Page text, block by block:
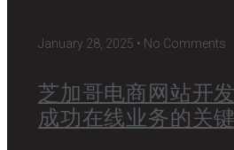
January 28, 2025 No Comments
芝加哥电商网站开
成功在线业务的关